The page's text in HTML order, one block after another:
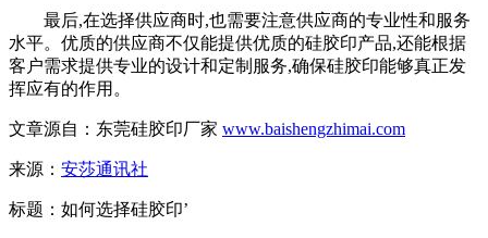
最后,在选择供应商时,也需要注意供应商的专业性和服务
水平。优质的供应商不仅能提供优质的硅胶印产品,还能根据
客户需求提供专业的设计和定制服务,确保硅胶印能够真正发
挥应有的作用。
文章源自：东莞硅胶印厂家 www.baishengzhimai.com
来源： 安莎通讯社
标题：如何选择硅胶印’